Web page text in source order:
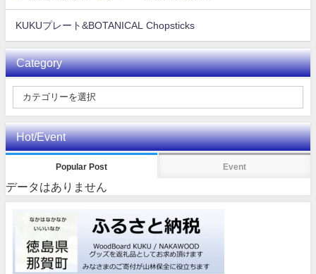
KUKUプレート&BOTANICAL Chopsticks
Category
Hot/Event
Popular Post Event
データはありません